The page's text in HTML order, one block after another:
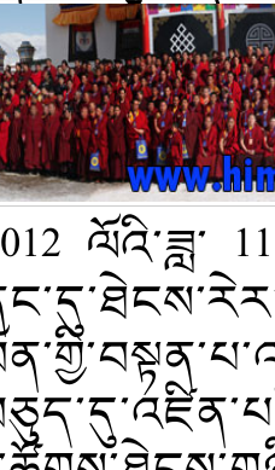
ལོའི་ཟླ་